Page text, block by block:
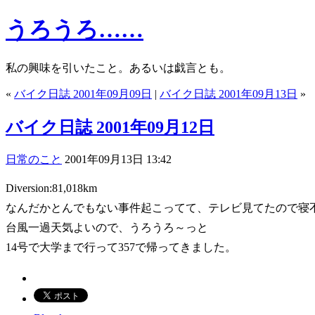
うろうろ……
私の興味を引いたこと。あるいは戯言とも。
« バイク日誌 2001年09月09日 | バイク日誌 2001年09月13日 »
バイク日誌 2001年09月12日
日常のこと 2001年09月13日 13:42
Diversion:81,018km
なんだかとんでもない事件起こってて、テレビ見てたので寝
台風一過天気よいので、うろうろ～っと
14号で大学まで行って357で帰ってきました。